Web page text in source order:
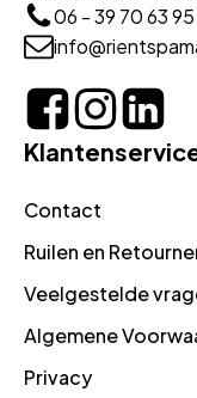
06 - 39 70 63 95
Contact
Ruilen en
Veelgestelde
Algemene
Privacy